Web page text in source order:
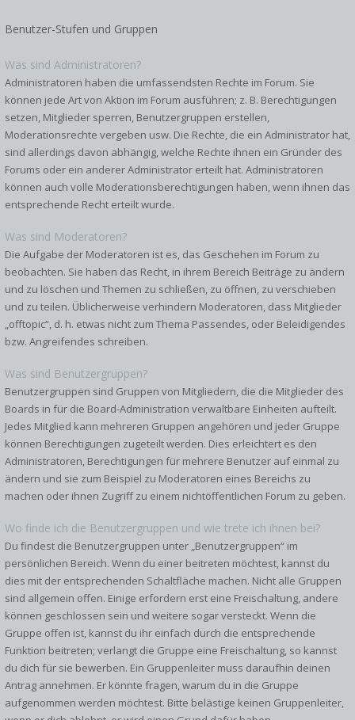
Benutzer-Stufen und Gruppen
Was sind Administratoren?
Administratoren haben die umfassendsten Rechte im Forum. Sie
können jede Art von Aktion im Forum ausführen; z. B. Berechtigungen
setzen, Mitglieder sperren, Benutzergruppen erstellen,
Moderationsrechte vergeben usw. Die Rechte, die ein Administrator hat,
sind allerdings davon abhängig, welche Rechte ihnen ein Gründer des
Forums oder ein anderer Administrator erteilt hat. Administratoren
können auch volle Moderationsberechtigungen haben, wenn ihnen das
entsprechende Recht erteilt wurde.
Was sind Moderatoren?
Die Aufgabe der Moderatoren ist es, das Geschehen im Forum zu
beobachten. Sie haben das Recht, in ihrem Bereich Beiträge zu ändern
und zu löschen und Themen zu schließen, zu öffnen, zu verschieben
und zu teilen. Üblicherweise verhindern Moderatoren, dass Mitglieder
„offtopic“, d. h. etwas nicht zum Thema Passendes, oder Beleidigendes
bzw. Angreifendes schreiben.
Was sind Benutzergruppen?
Benutzergruppen sind Gruppen von Mitgliedern, die die Mitglieder des
Boards in für die Board-Administration verwaltbare Einheiten aufteilt.
Jedes Mitglied kann mehreren Gruppen angehören und jeder Gruppe
können Berechtigungen zugeteilt werden. Dies erleichtert es den
Administratoren, Berechtigungen für mehrere Benutzer auf einmal zu
ändern und sie zum Beispiel zu Moderatoren eines Bereichs zu
machen oder ihnen Zugriff zu einem nichtöffentlichen Forum zu geben.
Wo finde ich die Benutzergruppen und wie trete ich ihnen bei?
Du findest die Benutzergruppen unter „Benutzergruppen“ im
persönlichen Bereich. Wenn du einer beitreten möchtest, kannst du
dies mit der entsprechenden Schaltfläche machen. Nicht alle Gruppen
sind allgemein offen. Einige erfordern erst eine Freischaltung, andere
können geschlossen sein und weitere sogar versteckt. Wenn die
Gruppe offen ist, kannst du ihr einfach durch die entsprechende
Funktion beitreten; verlangt die Gruppe eine Freischaltung, so kannst
du dich für sie bewerben. Ein Gruppenleiter muss daraufhin deinen
Antrag annehmen. Er könnte fragen, warum du in die Gruppe
aufgenommen werden möchtest. Bitte belästige keinen Gruppenleiter,